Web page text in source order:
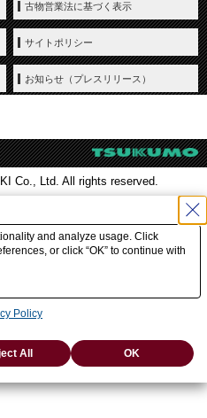
古物営業法に基づく表示
サイトポリシー
お知らせ（プレスリリース）
Co., Ltd. All rights reserved.
and analyze usage. Click
or click “OK” to continue with
Policy
All OK